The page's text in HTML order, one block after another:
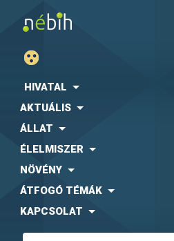
HIVATAL
AKTUÁLIS
ÁLLAT
ÉLELMISZER
NÖVÉNY
ÁTFOGÓ TÉMÁK
KAPCSOLAT